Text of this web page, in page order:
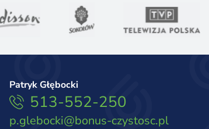
Patryk Głębocki
513-552-250
p.glebocki@bonus-czystosc.pl